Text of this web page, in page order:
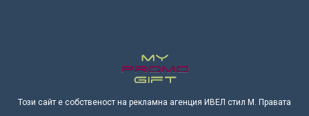
Този сайт е собственост на рекламна агенция ИВЕЛ стил М. Правата